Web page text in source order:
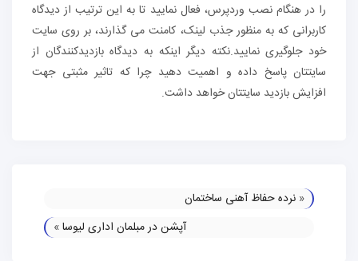
را در هنگام نصب وردپرس، فعال نمایید تا به این ترتیب از دیدگاه
کاربرانی که به منظور جذب لینک، کامنت می گذارند، بر روی سایت
خود جلوگیری نمایید.نکته دیگر اینکه به دیدگاه بازدیدکنندگان از
سایتتان پاسخ داده و اهمیت دهید چرا که تاثیر مثبتی جهت
افزایش بازدید سایتتان خواهد داشت.
« نرده حفاظ آهنی ساختمان
آپشن در مبلمان اداری لیوسا»